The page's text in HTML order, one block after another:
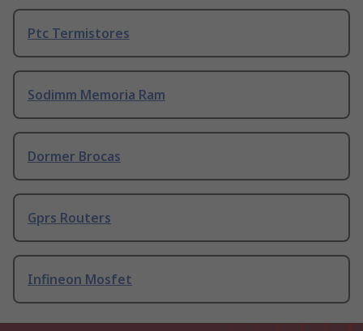
Ptc Termistores
Sodimm Memoria Ram
Dormer Brocas
Gprs Routers
Infineon Mosfet